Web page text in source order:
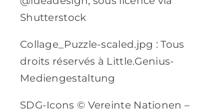
Shutterstock
Collage_Puzzle-scaled.jpg : Tous
droits réservés à Little.Genius-
Mediengestaltung
SDG-Icons © Vereinte Nationen –